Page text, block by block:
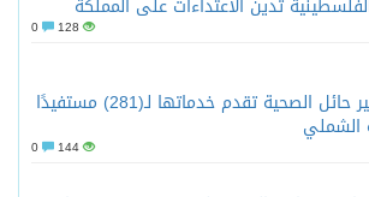
تدين الاعتداءات على المملكة
128
قافلة أمير حائل الصحية تقدم خدماتها لـ(281) مستفيدًا
الشملي
144